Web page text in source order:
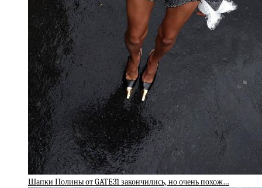
Шапки Полины от GATE31 закончились, но очень похож…